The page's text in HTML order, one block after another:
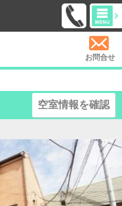
お問合せ
空室情報を確認